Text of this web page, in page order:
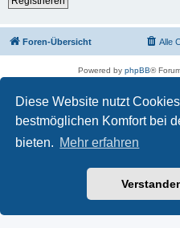
Diese Website nutzt
bestmöglichen Komfort bei
bieten. Mehr erfahren
Foren-Übersicht Alle
Powered by phpBB®
Datenschutz|